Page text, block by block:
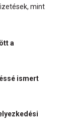
mint
a
ismert